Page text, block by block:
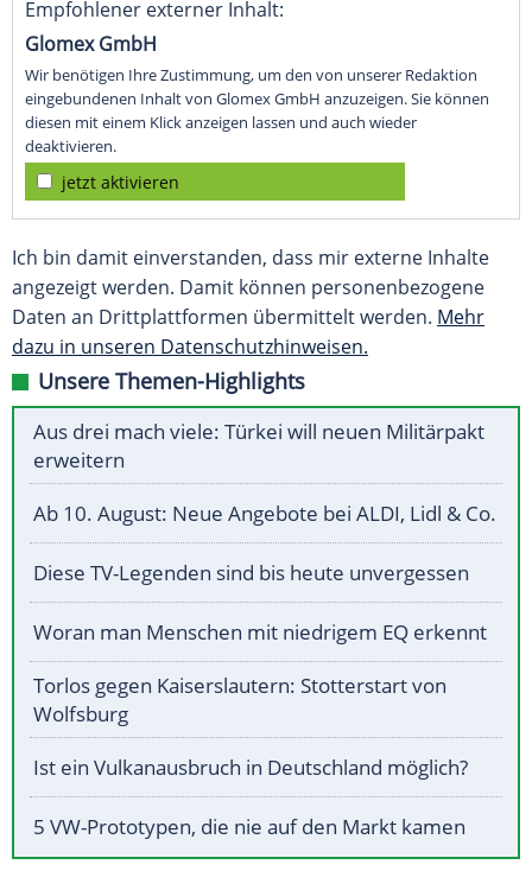
Empfohlener externer Inhalt:
Glomex GmbH
Wir benötigen Ihre Zustimmung, um den von unserer Redaktion
eingebundenen Inhalt von Glomex GmbH anzuzeigen. Sie können
diesen mit einem Klick anzeigen lassen und auch wieder
deaktivieren.
jetzt aktivieren
Ich bin damit einverstanden, dass mir externe Inhalte
angezeigt werden. Damit können personenbezogene
Daten an Drittplattformen übermittelt werden. Mehr
dazu in unseren Datenschutzhinweisen.
Unsere Themen-Highlights
Aus drei mach viele: Türkei will neuen Militärpakt
erweitern
Ab 10. August: Neue Angebote bei ALDI, Lidl & Co.
Diese TV-Legenden sind bis heute unvergessen
Woran man Menschen mit niedrigem EQ erkennt
Torlos gegen Kaiserslautern: Stotterstart von
Wolfsburg
Ist ein Vulkanausbruch in Deutschland möglich?
5 VW-Prototypen, die nie auf den Markt kamen